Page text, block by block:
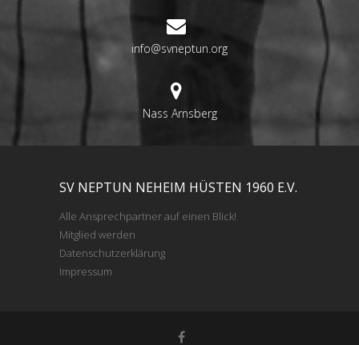
info@svneptun.org
Nass Arnsberg
SV NEPTUN NEHEIM HÜSTEN 1960 E.V.
Alle Ansprechpartner auf einen Blick!
Mitglied werden
Datenschutzerklärung
Impressum